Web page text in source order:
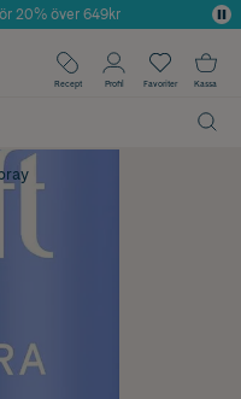
Skönhet
20% över 649kr
köp*
Recept Profil Favoriter Kassa